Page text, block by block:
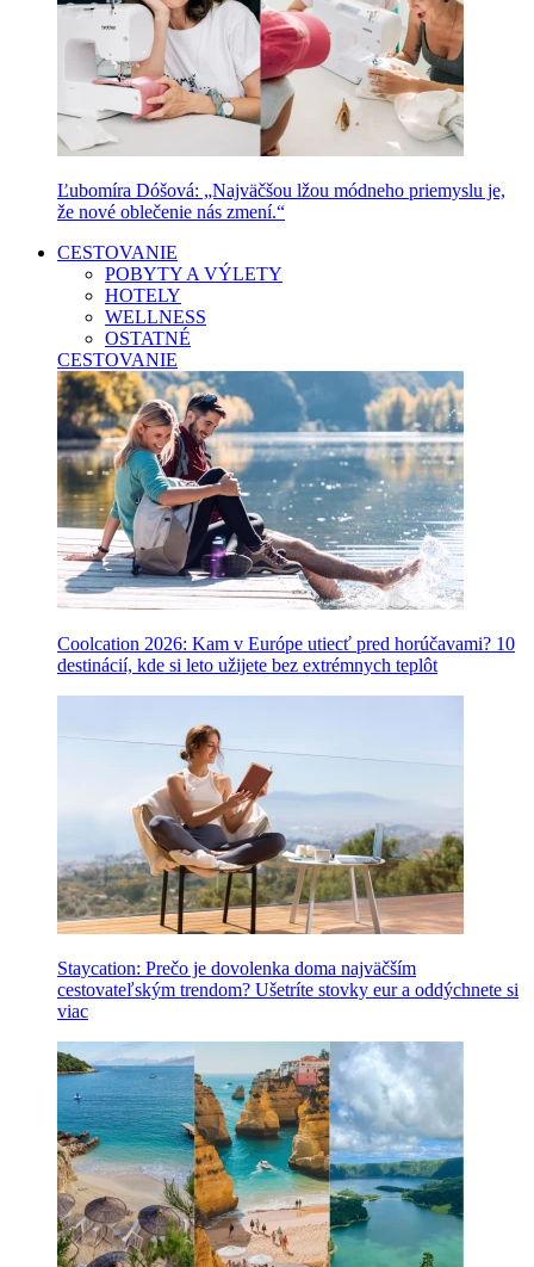
Ľubomíra Dóšová: „Najväčšou lžou módneho priemyslu je,
že nové oblečenie nás zmení.“
CESTOVANIE
POBYTY A VÝLETY
HOTELY
WELLNESS
OSTATNÉ
CESTOVANIE
Coolcation 2026: Kam v Európe utiecť pred horúčavami? 10
destinácií, kde si leto užijete bez extrémnych teplôt
Staycation: Prečo je dovolenka doma najväčším
cestovateľským trendom? Ušetríte stovky eur a oddýchnete si
viac